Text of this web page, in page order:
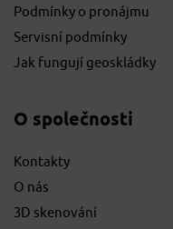
Podmínky o pronájmu
Servisní podmínky
Jak fungují geoskládky
O společnosti
Kontakty
O nás
3D skenování